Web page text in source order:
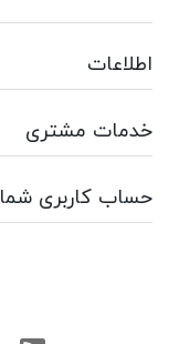
اطلاعات
خدمات مشتری
حساب کاربری شما